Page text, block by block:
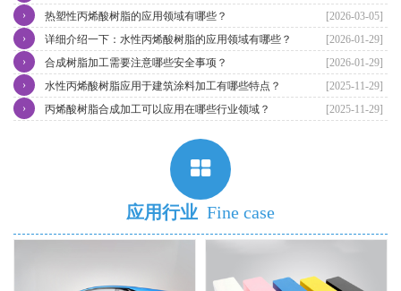
[2026-03-05]
热塑性丙烯酸树脂的应用领域有哪些？
›
[2026-01-29]
详细介绍一下：水性丙烯酸树脂的应用领域有哪些？
›
[2026-01-29]
合成树脂加工需要注意哪些安全事项？
›
[2025-11-29]
水性丙烯酸树脂应用于建筑涂料加工有哪些特点？
›
[2025-11-29]
丙烯酸树脂合成加工可以应用在哪些行业领域？
›
应用行业 Fine case